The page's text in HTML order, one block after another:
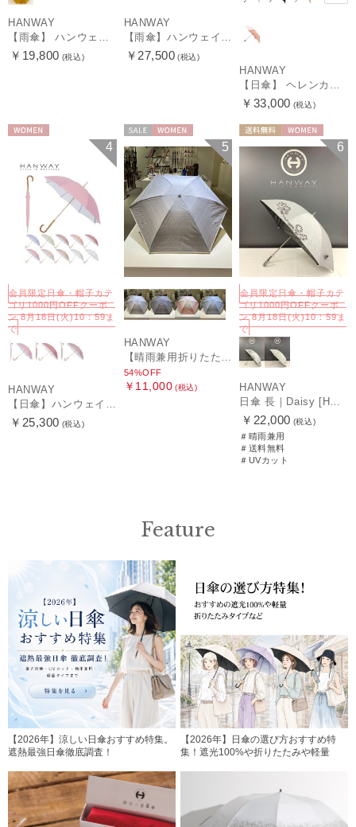
HANWAY
￥19,800 (税込)
HANWAY
￥27,500 (税込)
HANWAY
￥33,000 (税込)
4
会員限定日傘・帽子カテ
ゴリ1000円OFFクーポ
ン 8月18日(火)10：59ま
で
HANWAY
￥25,300 (税込)
5
HANWAY
54%OFF
￥11,000 (税込)
6
会員限定日傘・帽子カテ
ゴリ1000円OFFクーポ
ン 8月18日(火)10：59ま
で
HANWAY
日傘 長｜Daisy [HANWAY]
￥22,000 (税込)
＃晴雨兼用
＃送料無料
＃UVカット
Feature
【2026年】涼しい日傘おすすめ特集。
遮熱最強日傘徹底調査！
【2026年】日傘の選び方おすすめ特
集！遮光100%や折りたたみや軽量